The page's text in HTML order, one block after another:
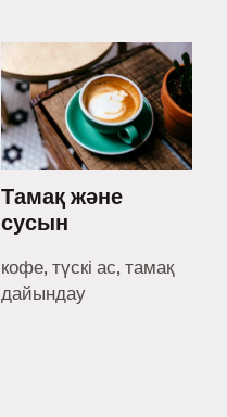
Тамақ және
сусын
кофе, түскі ас, тамақ
дайындау